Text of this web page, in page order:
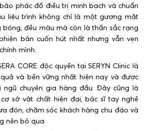
phác đồ điều trị minh bạch và chuẩn
liệu trình không chỉ là một gương mặt
đều màu mà còn là thần sắc rạng
bản cuốn hút nhất nhưng vẫn vẹn
mình.
CORE độc quyền tại SERYN Clinic là
và bền vững nhất hiện nay và được
chuyên gia hàng đầu. Đây cũng là
sở vật chất hiện đại, bác sĩ tay nghề
đón, chăm sóc khách hàng chu đáo và
nên bỏ qua.